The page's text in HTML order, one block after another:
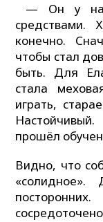
— Он у нас
средствами.
конечно.
чтобы стал
быть. Для
стала
играть,
прошёл
Видно, что
«солидное».